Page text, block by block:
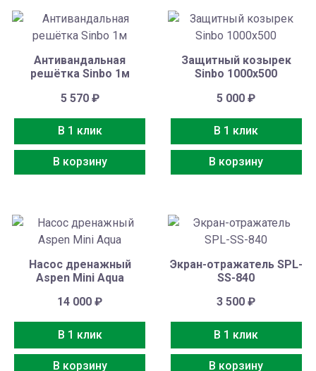
Антивандальная
решётка Sinbo 1м
5 570 ₽
В 1 клик
В корзину
Защитный козырек
Sinbo 1000х500
5 000₽
В 1 клик
В корзину
Насос дренажный
Aspen Mini Aqua
14 000₽
В 1 клик
В корзину
Экран-отражатель SPL-
SS-840
3 500₽
В 1 клик
В корзину